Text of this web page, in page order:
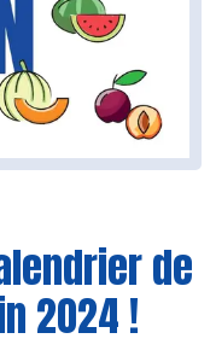
de
2024 !